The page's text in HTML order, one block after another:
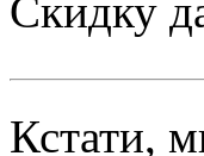
Скидку
Кстати,